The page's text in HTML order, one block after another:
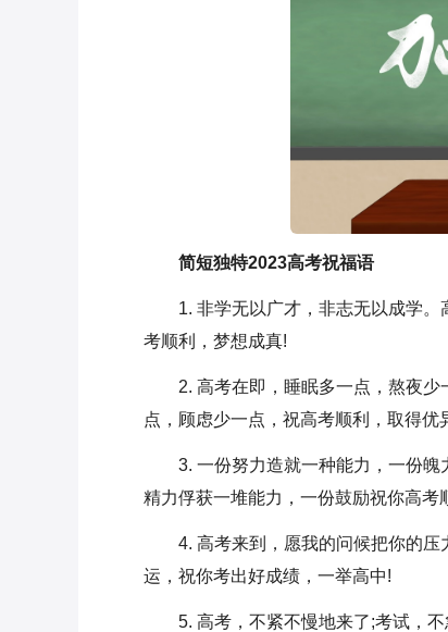
简短独特2023高考祝福语
1. 非学无以广才，非志无以成学
考顺利，梦想成真!
2. 高考在即，睡眠多一点，熬夜
点，顾虑少一点，祝高考顺利，取得优
3. 一份努力造就一种能力，一份
精力俘获一堆能力，一份鼓励祝你高考
4. 高考来到，愿我的问候把你的
运，祝你考出好成绩，一举高中!
5. 高考，不紧不慢地来了;考试，